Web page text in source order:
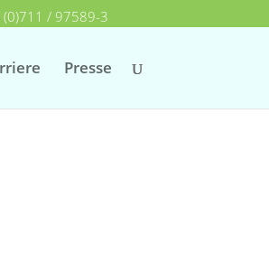
(0)711 / 97589-3
Presse